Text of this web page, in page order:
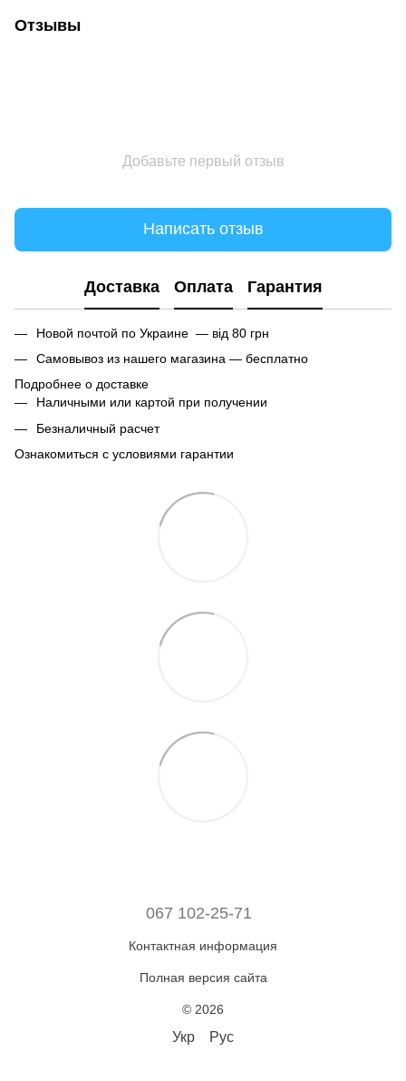
Отзывы
Добавьте первый отзыв
Написать отзыв
Доставка Оплата Гарантия
Новой почтой по Украине — від 80 грн
Самовывоз из нашего магазина — бесплатно
Подробнее о доставке
Наличными или картой при получении
Безналичный расчет
Ознакомиться с условиями гарантии
067 102-25-71
Контактная информация
Полная версия сайта
© 2026
Укр Рус